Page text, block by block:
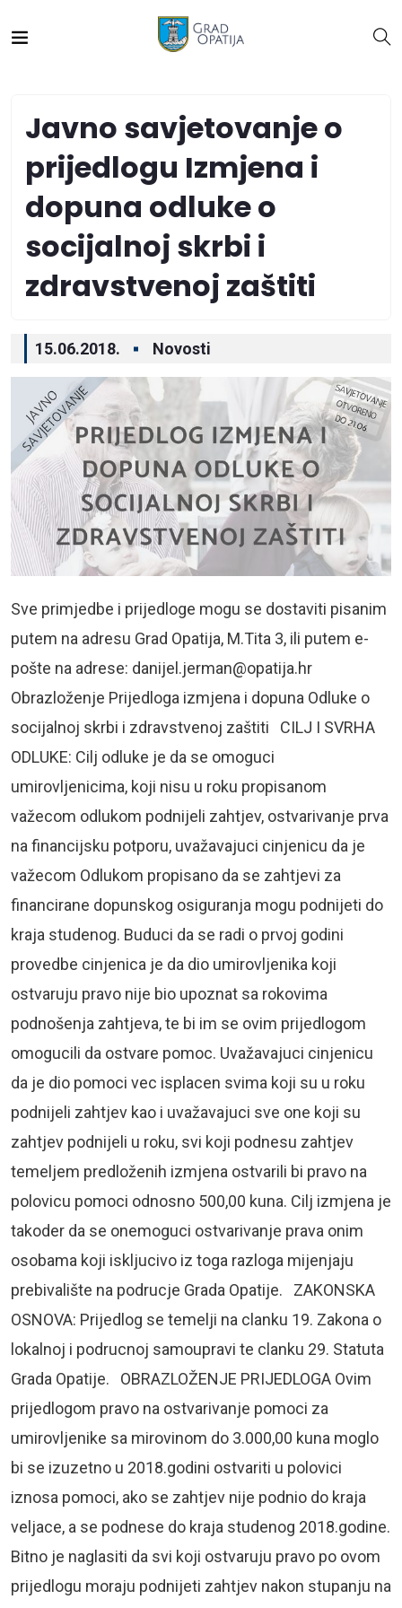
Javno savjetovanje o
prijedlogu Izmjena i
dopuna odluke o
socijalnoj skrbi i
zdravstvenoj zaštiti
15.06.2018. Novosti
Sve primjedbe i prijedloge mogu se dostaviti pisanim
putem na adresu Grad Opatija, M.Tita 3, ili putem e-
pošte na adrese: danijel.jerman@opatija.hr
Obrazloženje Prijedloga izmjena i dopuna Odluke o
socijalnoj skrbi i zdravstvenoj zaštiti CILJ I SVRHA
ODLUKE: Cilj odluke je da se omoguci
umirovljenicima, koji nisu u roku propisanom
važecom odlukom podnijeli zahtjev, ostvarivanje prva
na financijsku potporu, uvažavajuci cinjenicu da je
važecom Odlukom propisano da se zahtjevi za
financirane dopunskog osiguranja mogu podnijeti do
kraja studenog. Buduci da se radi o prvoj godini
provedbe cinjenica je da dio umirovljenika koji
ostvaruju pravo nije bio upoznat sa rokovima
podnošenja zahtjeva, te bi im se ovim prijedlogom
omogucili da ostvare pomoc. Uvažavajuci cinjenicu
da je dio pomoci vec isplacen svima koji su u roku
podnijeli zahtjev kao i uvažavajuci sve one koji su
zahtjev podnijeli u roku, svi koji podnesu zahtjev
temeljem predloženih izmjena ostvarili bi pravo na
polovicu pomoci odnosno 500,00 kuna. Cilj izmjena je
takoder da se onemoguci ostvarivanje prava onim
osobama koji iskljucivo iz toga razloga mijenjaju
prebivalište na podrucje Grada Opatije. ZAKONSKA
OSNOVA: Prijedlog se temelji na clanku 19. Zakona o
lokalnoj i podrucnoj samoupravi te clanku 29. Statuta
Grada Opatije. OBRAZLOŽENJE PRIJEDLOGA Ovim
prijedlogom pravo na ostvarivanje pomoci za
umirovljenike sa mirovinom do 3.000,00 kuna moglo
bi se izuzetno u 2018.godini ostvariti u polovici
iznosa pomoci, ako se zahtjev nije podnio do kraja
veljace, a se podnese do kraja studenog 2018.godine.
Bitno je naglasiti da svi koji ostvaruju pravo po ovom
prijedlogu moraju podnijeti zahtjev nakon stupanju na